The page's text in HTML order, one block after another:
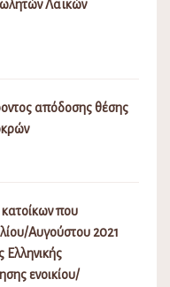
Λαϊκών
απόδοσης θέσης
που
Αυγούστου 2021
Ελληνικής
ενοικίου/